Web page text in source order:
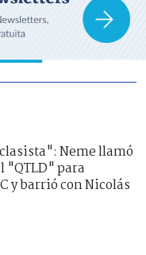
Neme llamó
"QTLD" para
y barrió con Nicolás